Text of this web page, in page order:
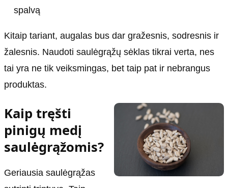
spalvą
Kitaip tariant, augalas bus dar gražesnis, sodresnis ir
žalesnis. Naudoti saulėgrąžų sėklas tikrai verta, nes
tai yra ne tik veiksmingas, bet taip pat ir nebrangus
produktas.
Kaip tręšti
pinigų medį
saulėgrąžomis?
Geriausia saulėgrąžas